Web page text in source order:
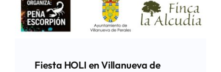
Fiesta HOLI en Villanueva de